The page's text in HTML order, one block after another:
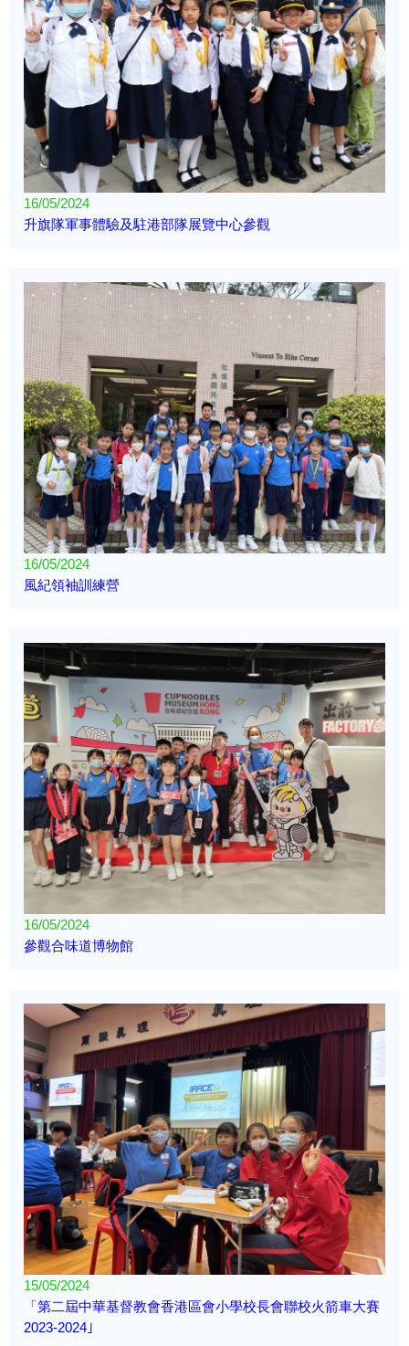
16/05/2024
升旗隊軍事體驗及駐港部隊展覽中心參觀
16/05/2024
風紀領袖訓練營
16/05/2024
參觀合味道博物館
15/05/2024
「第二屆中華基督教會香港區會小學校長會聯校火箭車大賽
2023-2024｣